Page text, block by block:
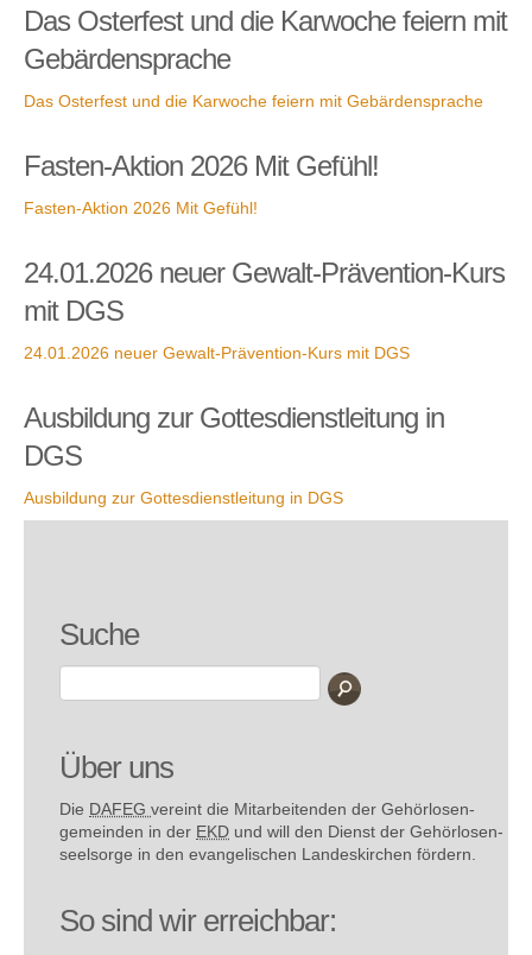
Das Osterfest und die Karwoche feiern mit
Gebärdensprache
Das Osterfest und die Karwoche feiern mit Gebärdensprache
Fasten-Aktion 2026 Mit Gefühl!
Fasten-Aktion 2026 Mit Gefühl!
24.01.2026 neuer Gewalt-Prävention-Kurs
mit DGS
24.01.2026 neuer Gewalt-Prävention-Kurs mit DGS
Ausbildung zur Gottesdienstleitung in
DGS
Ausbildung zur Gottesdienstleitung in DGS
Suche
Über uns
Die DAFEG vereint die Mitarbeitenden der Gehör­losen­
gemeinden in der EKD und will den Dienst der Gehör­losen­
seel­sorge in den evange­lischen Landes­kirchen fördern.
So sind wir erreichbar: